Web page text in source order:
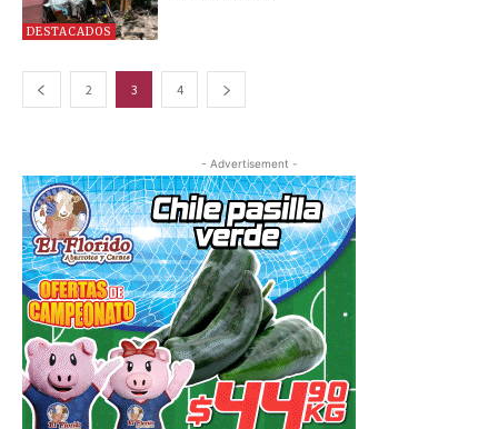
DESTACADOS
2 3 4
- Advertisement -